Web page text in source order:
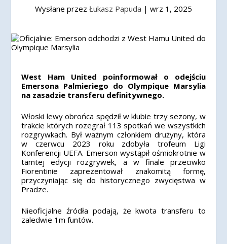
Wysłane przez Łukasz Papuda | wrz 1, 2025
West Ham United poinformował o odejściu
Emersona Palmieriego do Olympique Marsylia
na zasadzie transferu definitywnego.
Włoski lewy obrońca spędził w klubie trzy sezony, w
trakcie których rozegrał 113 spotkań we wszystkich
rozgrywkach. Był ważnym członkiem drużyny, która
w czerwcu 2023 roku zdobyła trofeum Ligi
Konferencji UEFA. Emerson wystąpił ośmiokrotnie w
tamtej edycji rozgrywek, a w finale przeciwko
Fiorentinie zaprezentował znakomitą formę,
przyczyniając się do historycznego zwycięstwa w
Pradze.
Nieoficjalne źródła podają, że kwota transferu to
zaledwie 1m funtów.